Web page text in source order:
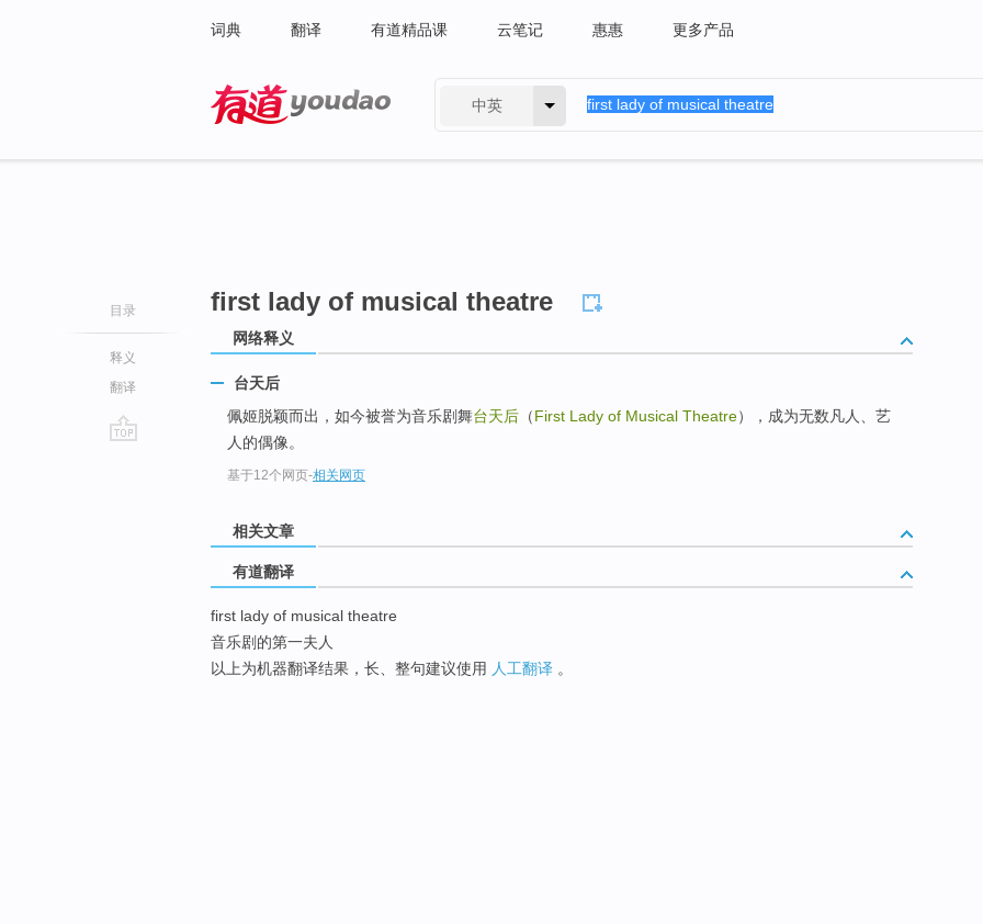
词典 翻译 有道精品课 云笔记 惠惠 更多产品
中英
目录
释义
翻译
first lady of musical theatre
网络释义
台天后
佩姬脱颖而出，如今被誉为音乐剧舞台天后 （First Lady of Musical Theatre），成为无数凡人、艺
人的偶像。
基于12个网页-相关网页
相关文章
有道翻译
first lady of musical theatre
音乐剧的第一夫人
以上为机器翻译结果，长、整句建议使用 人工翻译 。